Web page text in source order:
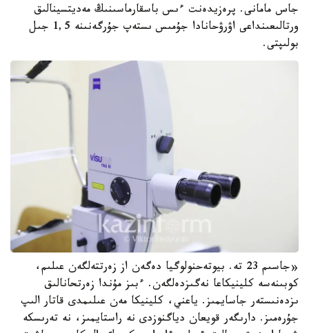
جاس مامانى. پرەزيدەنت ءىس باسقارماسىنىڭ مەديتسينالىق
ورتالىعىنداعى اۋرۋحانادا جۇمىس ىستەپ جۇرگەنىنە 1,5 جىل
بولىپتى.
«جاسىم 23 تە. بيوتەحنولوگيا دەگەن از زەرتتەلگەن عىلىم،
كوبىنەسە كلينيكاعا نەگىزدەلگەن. ءبىز مۇندا زەرتحانالىق
ىزدەنىستەر جاسايمىز. ياعني، كلينيكا مەن عىلىمدى قاتار الىپ
جۇرەمىز. دارىگەر قويعان دياگنوزدى نە راستايمىز، نە تەرىسكە